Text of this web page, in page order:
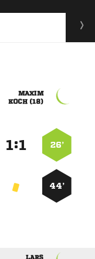

 
26’
:
44’
